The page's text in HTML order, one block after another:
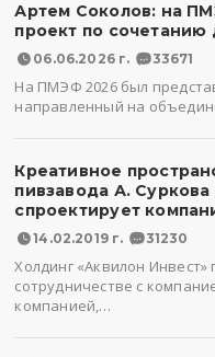
Артем Соколов: на
проект по сочетанию
06.06.2026 г. 33671
На ПМЭФ 2026 был
направленный на
Креативное
пивзавода А. Суркова
спроектирует
14.02.2019 г. 31230
Холдинг «Аквилон
сотрудничестве с
компанией,…